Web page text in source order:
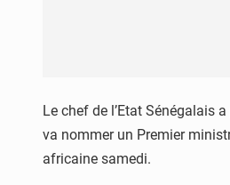
Le chef de l’Etat Sénégalais
va nommer un Premier
africaine samedi.